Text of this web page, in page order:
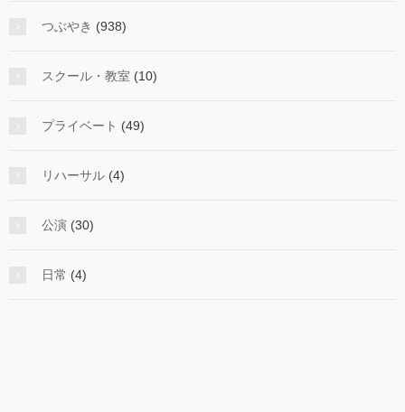
つぶやき (938)
スクール・教室 (10)
プライベート (49)
リハーサル (4)
公演 (30)
日常 (4)